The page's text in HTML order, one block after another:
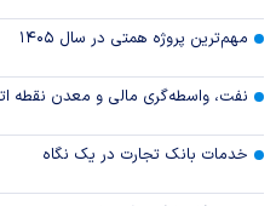
مهم‌ترین پروژه همتی در سال ۱۴۰۵
نفت، واسطه‌گری مالی و معدن نقطه
خدمات بانک تجارت در یک نگاه